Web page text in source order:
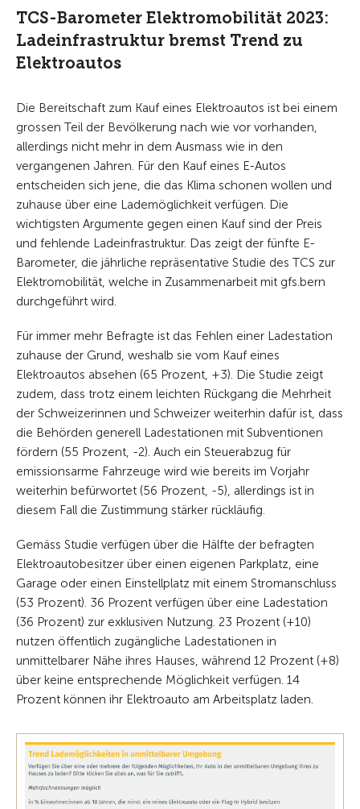
TCS-Barometer Elektromobilität 2023:
Ladeinfrastruktur bremst Trend zu
Elektroautos
Die Bereitschaft zum Kauf eines Elektroautos ist bei einem
grossen Teil der Bevölkerung nach wie vor vorhanden,
allerdings nicht mehr in dem Ausmass wie in den
vergangenen Jahren. Für den Kauf eines E-Autos
entscheiden sich jene, die das Klima schonen wollen und
zuhause über eine Lademöglichkeit verfügen. Die
wichtigsten Argumente gegen einen Kauf sind der Preis
und fehlende Ladeinfrastruktur. Das zeigt der fünfte E-
Barometer, die jährliche repräsentative Studie des TCS zur
Elektromobilität, welche in Zusammenarbeit mit gfs.bern
durchgeführt wird.
Für immer mehr Befragte ist das Fehlen einer Ladestation
zuhause der Grund, weshalb sie vom Kauf eines
Elektroautos absehen (65 Prozent, +3). Die Studie zeigt
zudem, dass trotz einem leichten Rückgang die Mehrheit
der Schweizerinnen und Schweizer weiterhin dafür ist, dass
die Behörden generell Ladestationen mit Subventionen
fördern (55 Prozent, -2). Auch ein Steuerabzug für
emissionsarme Fahrzeuge wird wie bereits im Vorjahr
weiterhin befürwortet (56 Prozent, -5), allerdings ist in
diesem Fall die Zustimmung stärker rückläufig.
Gemäss Studie verfügen über die Hälfte der befragten
Elektroautobesitzer über einen eigenen Parkplatz, eine
Garage oder einen Einstellplatz mit einem Stromanschluss
(53 Prozent). 36 Prozent verfügen über eine Ladestation
(36 Prozent) zur exklusiven Nutzung. 23 Prozent (+10)
nutzen öffentlich zugängliche Ladestationen in
unmittelbarer Nähe ihres Hauses, während 12 Prozent (+8)
über keine entsprechende Möglichkeit verfügen. 14
Prozent können ihr Elektroauto am Arbeitsplatz laden.